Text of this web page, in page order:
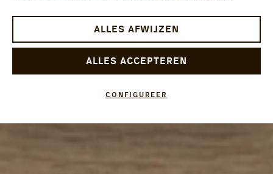
ALLES AFWIJZEN
ALLES ACCEPTEREN
CONFIGUREER